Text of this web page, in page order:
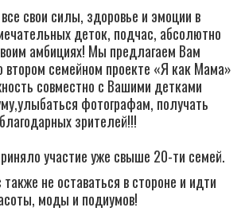
свои силы, здоровье и эмоции в
деток, подчас, абсолютно
амбициях! Мы предлагаем Вам
втором семейном проекте «Я как Мама»
совместно с Вашими детками
фотографам, получать
зрителей!!!
участие уже свыше 20-ти семей.
не оставаться в стороне и идти
моды и подиумов!